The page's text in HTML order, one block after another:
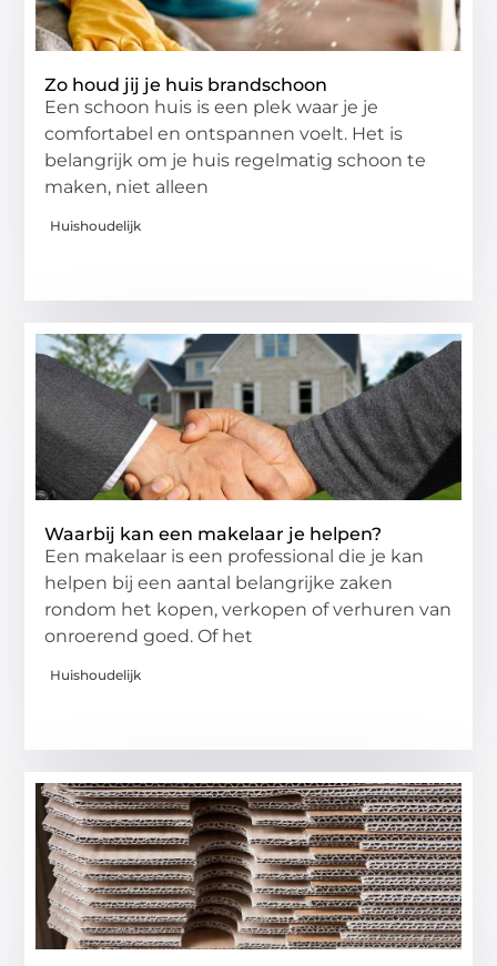
Zo houd jij je huis brandschoon
Een schoon huis is een plek waar je je
comfortabel en ontspannen voelt. Het is
belangrijk om je huis regelmatig schoon te
maken, niet alleen
Huishoudelijk
Waarbij kan een makelaar je helpen?
Een makelaar is een professional die je kan
helpen bij een aantal belangrijke zaken
rondom het kopen, verkopen of verhuren van
onroerend goed. Of het
Huishoudelijk